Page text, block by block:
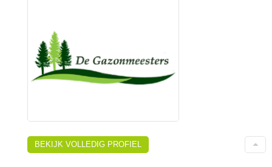
BEKIJK VOLLEDIG PROFIEL